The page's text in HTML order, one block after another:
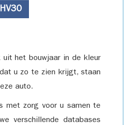
uit het bouwjaar in de kleur
u zo te zien krijgt, staan
auto.
met zorg voor u samen te
verschillende databases